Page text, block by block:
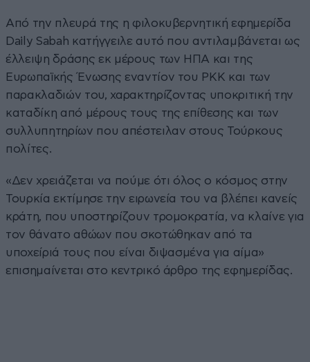
Από την πλευρά της η φιλοκυβερνητική εφημερίδα
Daily Sabah κατήγγειλε αυτό που αντιλαμβάνεται ως
έλλειψη δράσης εκ μέρους των ΗΠΑ και της
Ευρωπαϊκής Ένωσης εναντίον του PKK και των
παρακλαδιών του, χαρακτηρίζοντας υποκριτική την
καταδίκη από μέρους τους της επίθεσης και των
συλλυπητηρίων που απέστειλαν στους Τούρκους
πολίτες.
«Δεν χρειάζεται να πούμε ότι όλος ο κόσμος στην
Τουρκία εκτίμησε την ειρωνεία του να βλέπει κανείς
κράτη, που υποστηρίζουν τρομοκρατία, να κλαίνε για
τον θάνατο αθώων που σκοτώθηκαν από τα
υποχείριά τους που είναι διψασμένα για αίμα»
επισημαίνεται στο κεντρικό άρθρο της εφημερίδας.